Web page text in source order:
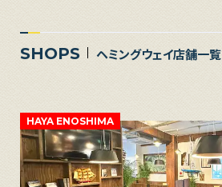
SHOPS ヘミングウェイ店舗一覧
HAYA ENOSHIMA